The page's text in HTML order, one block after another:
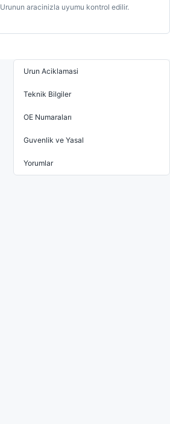
Urunun aracinizla uyumu kontrol edilir.
Urun Aciklamasi
Teknik Bilgiler
OE Numaraları
Guvenlik ve Yasal
Yorumlar